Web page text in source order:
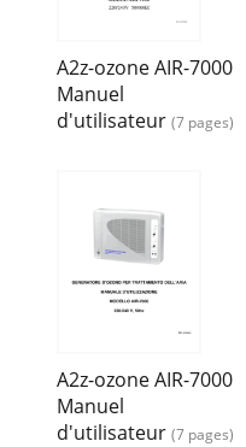
A2z-ozone AIR-7000
Manuel
d'utilisateur (7 pages)
A2z-ozone AIR-7000
Manuel
d'utilisateur (7 pages)